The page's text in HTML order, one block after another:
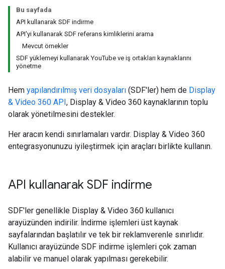
Bu sayfada
API kullanarak SDF indirme
API'yi kullanarak SDF referans kimliklerini arama
Mevcut örnekler
SDF yüklemeyi kullanarak YouTube ve iş ortakları kaynaklarını
yönetme
Hem yapılandırılmış veri dosyaları (SDF'ler) hem de Display
& Video 360 API, Display & Video 360 kaynaklarının toplu
olarak yönetilmesini destekler.
Her aracın kendi sınırlamaları vardır. Display & Video 360
entegrasyonunuzu iyileştirmek için araçları birlikte kullanın.
API kullanarak SDF indirme
SDF'ler genellikle Display & Video 360 kullanıcı
arayüzünden indirilir. İndirme işlemleri üst kaynak
sayfalarından başlatılır ve tek bir reklamverenle sınırlıdır.
Kullanıcı arayüzünde SDF indirme işlemleri çok zaman
alabilir ve manuel olarak yapılması gerekebilir.